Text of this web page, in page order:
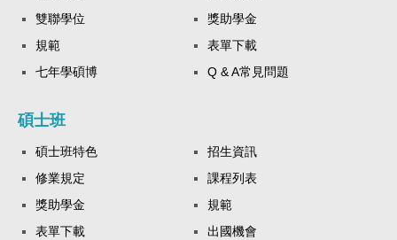
雙聯學位
獎助學金
規範
表單下載
七年學碩博
Q & A常見問題
碩士班
碩士班特色
招生資訊
修業規定
課程列表
獎助學金
規範
表單下載
出國機會